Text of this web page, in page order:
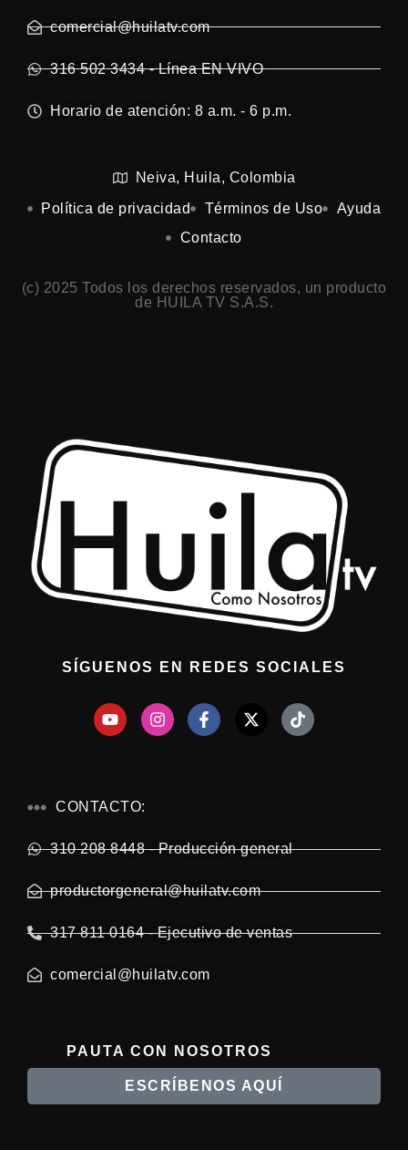
comercial@huilatv.com
316 502 3434 - Línea EN VIVO
Horario de atención: 8 a.m. - 6 p.m.
Neiva, Huila, Colombia
Política de privacidad
Términos de Uso
Ayuda
Contacto
(c) 2025 Todos los derechos reservados, un producto
de HUILA TV S.A.S.
SÍGUENOS EN REDES SOCIALES
CONTACTO:
310 208 8448 - Producción general
productorgeneral@huilatv.com
317 811 0164 - Ejecutivo de ventas
comercial@huilatv.com
PAUTA CON NOSOTROS
ESCRÍBENOS AQUÍ